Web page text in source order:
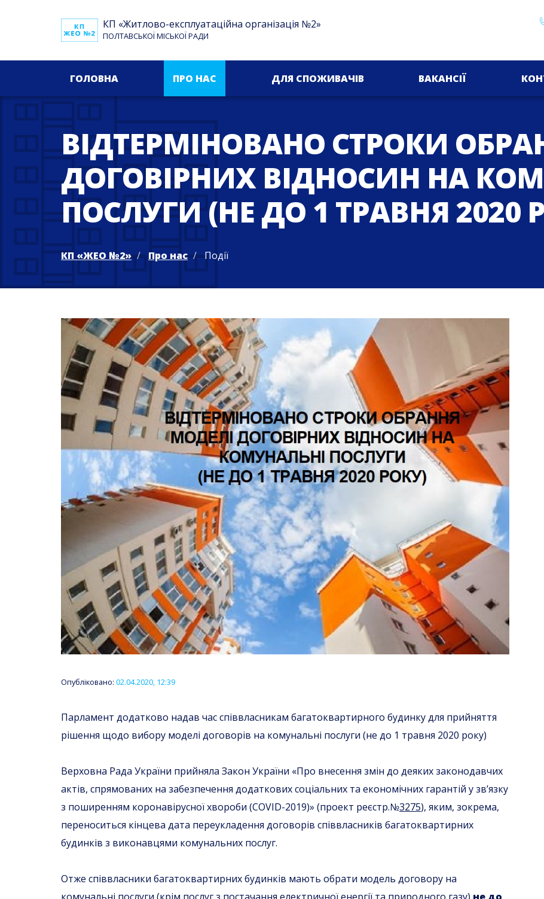
КП «Житлово-експлуатаційна організація №2»
ПОЛТАВСЬКОЇ МІСЬКОЇ РАДИ
ГОЛОВНА ПРО НАС ДЛЯ СПОЖИВАЧІВ ВАКАНСІЇ
ВІДТЕРМІНОВАНО СТРОКИ
ДОГОВІРНИХ ВІДНОСИН НА
ПОСЛУГИ (НЕ ДО 1 ТРАВНЯ 2020
КП «ЖЕО №2» Про нас Події
Опубліковано: 02.04.2020, 12:39
Парламент додатково надав час співвласникам багатоквартирного будинку для прийняття
рішення щодо вибору моделі договорів на комунальні послуги (не до 1 травня 2020 року)
Верховна Рада України прийняла Закон України «Про внесення змін до деяких законодавчих
актів, спрямованих на забезпечення додаткових соціальних та економічних гарантій у зв’язку
з поширенням коронавірусної хвороби (COVID-2019)» (проект реєстр.№3275), яким, зокрема,
переноситься кінцева дата переукладення договорів співвласників багатоквартирних
будинків з виконавцями комунальних послуг.
Отже співвласники багатоквартирних будинків мають обрати модель договору на